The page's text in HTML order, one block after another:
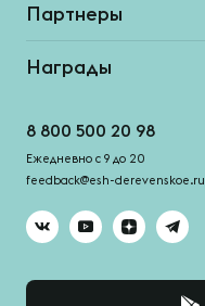
Партнеры
Награды
8 800 500 20 98
Ежедневно с 9 до 20
feedback@esh-derevenskoe.ru